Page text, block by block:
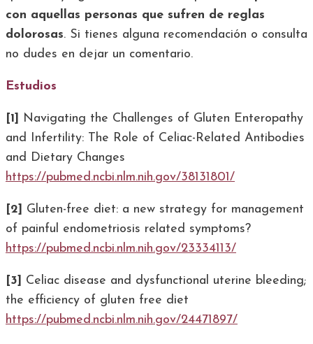
con aquellas personas que sufren de reglas
dolorosas. Si tienes alguna recomendación o consulta
no dudes en dejar un comentario.
Estudios
[1]
Navigating the Challenges of Gluten Enteropathy
and Infertility: The Role of Celiac-Related Antibodies
and Dietary Changes
https://pubmed.ncbi.nlm.nih.gov/38131801/
[2] Gluten-free diet: a new strategy for management
of painful endometriosis related symptoms?
https://pubmed.ncbi.nlm.nih.gov/23334113/
[3] Celiac disease and dysfunctional uterine bleeding;
the efficiency of gluten free diet
https://pubmed.ncbi.nlm.nih.gov/24471897/